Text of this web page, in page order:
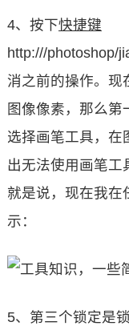
4、按下快捷键
http:///photoshop/
消之前的操作。现
图像像素，那么
选择画笔工具，在
出无法使用画笔工
就是说，现在我在
示：
5、第三个锁定是